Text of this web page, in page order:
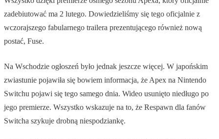
zadebiutować ma 2 lutego. Dowiedzieliśmy się tego oficjalnie z
wczorajszego fabularnego trailera prezentującego również nową
postać, Fuse.
Na Wschodzie ogłoszeń było jednak jeszcze więcej. W japońskim
zwiastunie pojawiła się bowiem informacja, że Apex na Nintendo
Switchu pojawi się tego samego dnia. Wideo usunięto niedługo po
jego premierze. Wszystko wskazuje na to, że Respawn dla fanów
Switcha szykuje drobną niespodziankę.